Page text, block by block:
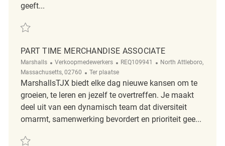
geeft...
Redden Part Time Merchandise Associate REQ140327
PART TIME MERCHANDISE ASSOCIATE
Marshalls Categorie
Verkoopmedewerkers ReqId
REQ109941 Plaats
North Attleboro,
Massachusetts, 02760
Afgelegen
Ter plaatse
MarshallsTJX biedt elke dag nieuwe kansen om te
groeien, te leren en jezelf te overtreffen. Je maakt
deel uit van een dynamisch team dat diversiteit
omarmt, samenwerking bevordert en prioriteit gee...
Redden Part Time Merchandise Associate REQ109941